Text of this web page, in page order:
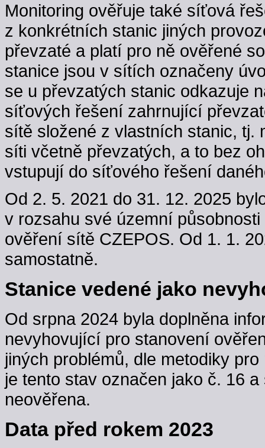
Monitoring ověřuje také síťová
z konkrétních stanic jiných
převzaté a platí pro ně ověřené
stanice jsou v sítích označeny
se u převzatých stanic odkazuje
síťových řešení zahrnující
sítě složené z vlastních stanic, tj.
síti včetně převzatých, a to bez
vstupují do síťového řešení
Od 2. 5. 2021 do 31. 12. 2025
v rozsahu své územní
ověření sítě CZEPOS. Od 1. 1.
samostatně.
Stanice vedené jako
Od srpna 2024 byla doplněna
nevyhovující pro stanovení
jiných problémů, dle metodiky
je tento stav označen jako č. 16
neověřena.
Data před rokem 2023